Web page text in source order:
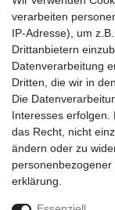
verarbeiten
IP-Adresse), um
Drittanbietern
Datenverarbeitung
Dritten, die wir in
Die
Interesses erfolgen.
das Recht, nicht
ändern oder zu
erklärung